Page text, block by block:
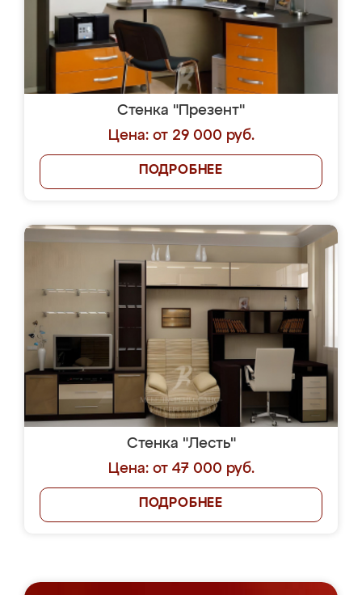
Стенка "Презент"
Цена: от 29 000 руб.
ПОДРОБНЕЕ
Стенка "Лесть"
Цена: от 47 000 руб.
ПОДРОБНЕЕ